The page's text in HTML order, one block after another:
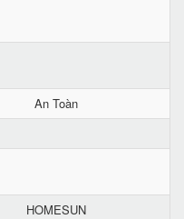
An Toàn
HOMESUN